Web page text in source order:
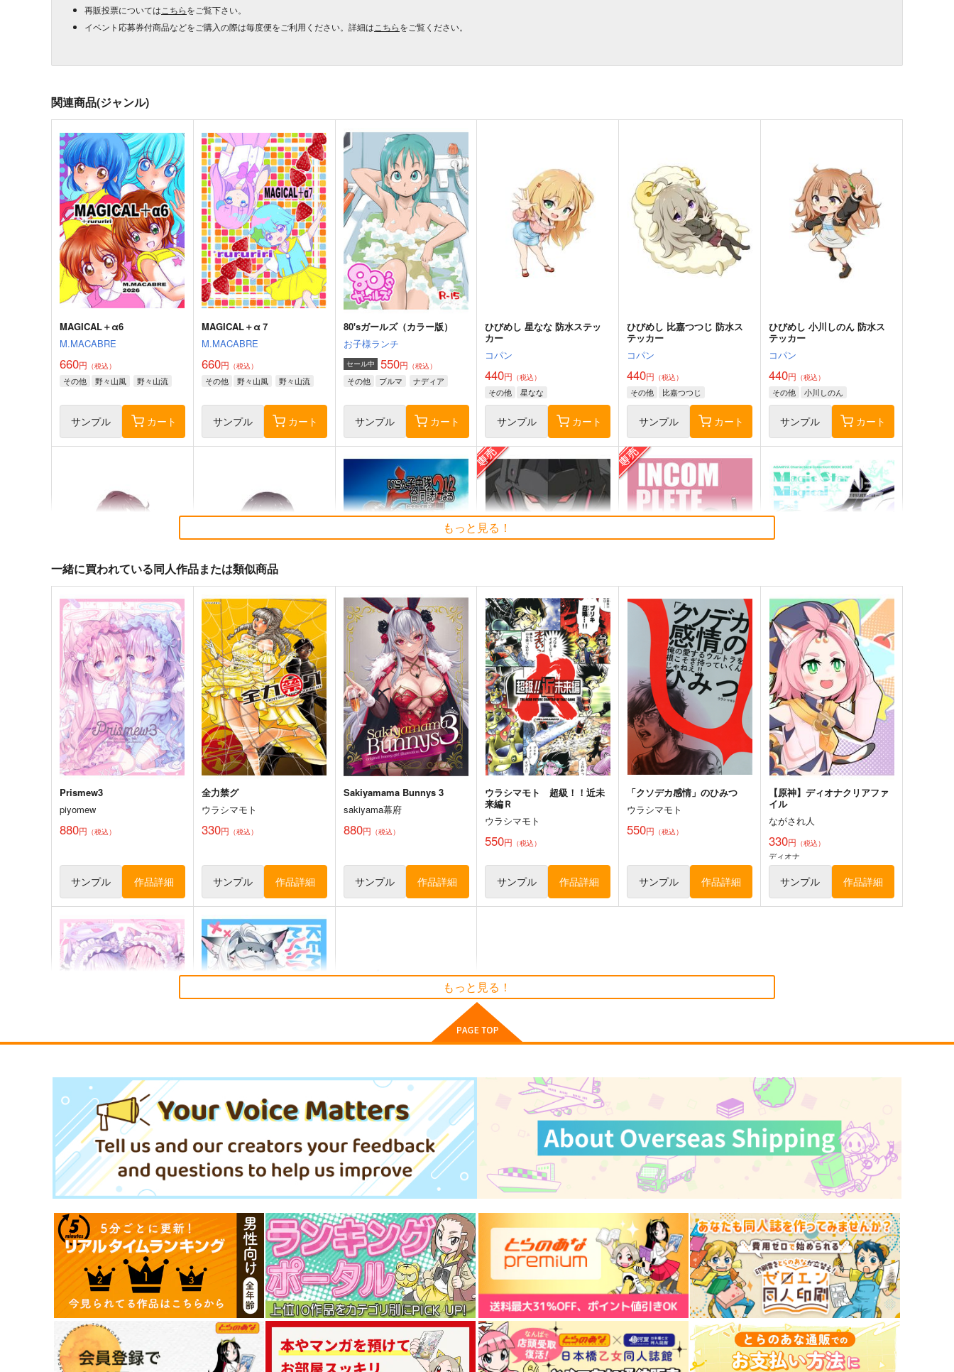
再販投票については こちらをご覧下さい。
イベント応募券付商品などをご購入の際は毎度便をご利用ください。詳細は こちらをご覧ください。
関連商品(ジャンル)
MAGICAL＋α6
M.MACABRE
660円 （税込）
その他 野々山風 野々山流
サンプル カート
MAGICAL＋α７
M.MACABRE
660円 （税込）
その他 野々山風 野々山流
サンプル カート
80'sガールズ（カラー版）
お子様ランチ
セール中 550円 （税込）
その他 ブルマ ナディア
サンプル カート
ひびめし 星なな 防水ステッ
カー
コパン
440円 （税込）
その他 星なな
サンプル カート
ひびめし 比嘉つつじ 防水ス
テッカー
コパン
440円 （税込）
その他 比嘉つつじ
サンプル カート
ひびめし 小川しのん 防水ス
テッカー
コパン
440円 （税込）
その他 小川しのん
サンプル カート
ひびめし 古舘くれあ 防水ス
テッカー
コパン
440円 （税込）
その他 古舘くれあ
サンプル カート
ひびめし 河合まこ 防水ステ
ッカー
コパン
440円（税込）
その他 河合まこ
サンプル カート
いらん子中隊合同誌になる
2 1/2 トナカイの逆襲
扶桑新聞千葉支社
3,929円（税込）
ストライクウィッチーズ
穴拭智子
迫水ハルカ
エリザベス・F・ビューリング
サンプル カート
俺は星間国家の悪徳領主！メ
カニカルFILE
EAST NUM
専売 3,080円（税込）
その他 アヴィド ネヴァン
サンプル カート
INCOMPLETENESS ６
たなしプロダクション
専売 3,144円 （税込）
その他 名無し
サンプル カート
麻宮キャラブック026「エ
ミ From マジカルエミ」
太陽系旅団
1,540円（税込）
その他 香月舞 マジカルエミ
サンプル カート
舞- 香月舞 From マジカルエ
1,540円（税込）
サンプル カート
その他
サンプル カート
くりいむレモンとの出会い～
その他 亜美 リエ
サンプル カート
Do It Yourself!! ‐どぅ－・い
っと・ゆあせるふ‐ 公式設定
資料集
株式会社PINE JAM
4,950円（税込）
カート
ーズ-ルーシー-160CMX50CM
13,200円（税込）
作品詳細
ーズ- レベッカ-160CMX50CM
13,200円（税込）
サンプル
ときめけ！！イクサー1
Rカフェ
専売
Hollow Point Smile
冬日月夏
ちょっとエッチなキミプリま
んが!!!!
なつみんのさーくる
yor illust collections
ハコニワ
専売
魔法少女ブランケット
STAR BERRY
専売
推しの台詞が知りたい！！カ
ラ丸全台詞採録集
小鈴屋
もっと見る！
一緒に買われている同人作品または類似商品
Prismew3
piyomew
880円 （税込）
サンプル 作品詳細
全力禁グ
ウラシマモト
330円 （税込）
サンプル 作品詳細
Sakiyamama Bunnys 3
sakiyama幕府
880円 （税込）
サンプル 作品詳細
ウラシマモト 超級！！近未
来編Ｒ
ウラシマモト
550円 （税込）
サンプル 作品詳細
「クソデカ感情」のひみつ
ウラシマモト
550円 （税込）
サンプル 作品詳細
【原神】ディオナクリアファ
イル
ながされ人
330円 （税込）
ディオナ
サンプル 作品詳細
Prismew4
piyomew
880円 （税込）
サンプル 作品詳細
けももももものみみ
787 円（税込）
draft5
スタジオdraft
1,100円（税込）
テレサ・テスタロッサ
サンプル 作品詳細
もっと見る！